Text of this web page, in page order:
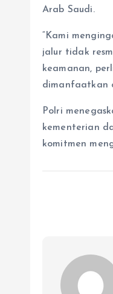
Arab Saudi.
“Kami
jalur tidak
keamanan,
dimanfaatkan
Polri
kementerian
komitmen